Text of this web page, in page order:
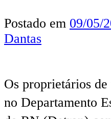
Postado em 09/05/
Dantas
Os proprietários
no Departamento